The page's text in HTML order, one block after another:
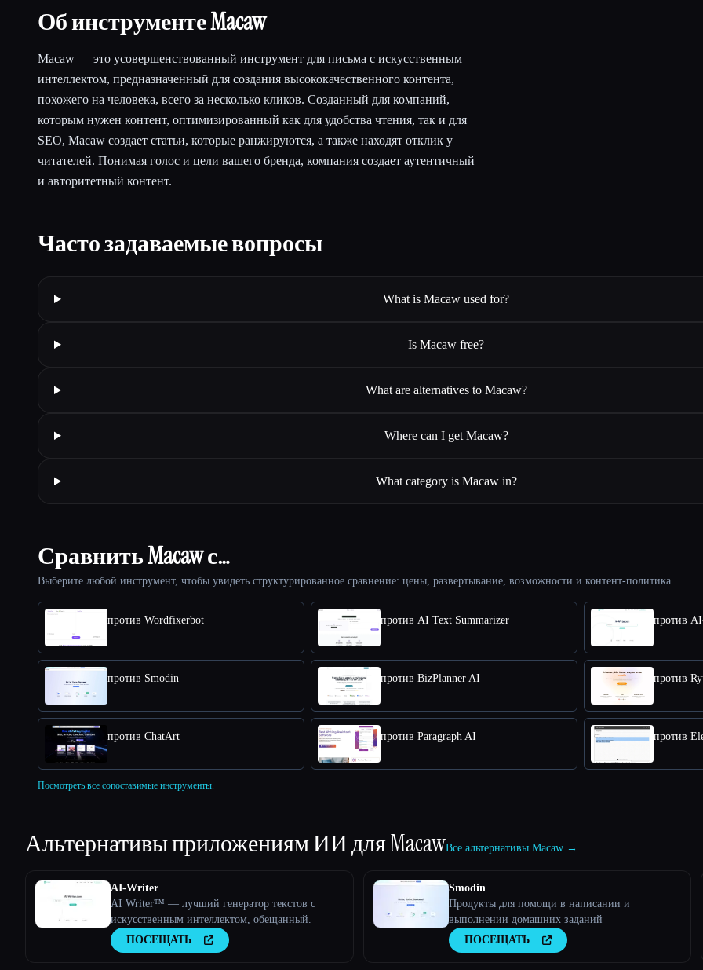
Об инструменте Macaw
Macaw — это усовершенствованный инструмент для письма с искусственным
интеллектом, предназначенный для создания высококачественного контента,
похожего на человека, всего за несколько кликов. Созданный для компаний,
которым нужен контент, оптимизированный как для удобства чтения, так и для
SEO, Macaw создает статьи, которые ранжируются, а также находят отклик у
читателей. Понимая голос и цели вашего бренда, компания создает аутентичный
и авторитетный контент.
Часто задаваемые вопросы
What is Macaw used for?
Is Macaw free?
What are alternatives to Macaw?
Where can I get Macaw?
What category is Macaw in?
Сравнить Macaw с…
Выберите любой инструмент, чтобы увидеть структурированное сравнение: цены, развертывание, возможности и контент-политика.
против Wordfixerbot против AI Text Summarizer против
против Smodin против BizPlanner AI против
против ChatArt против Paragraph AI против
Посмотреть все сопоставимые инструменты.
Альтернативы приложениям ИИ дляMacawВсе альтернативы Macaw →
AI-Writer
AI Writer™ — лучший генератор текстов с
искусственным интеллектом, обещанный.
ПОСЕЩАТЬ
Smodin
Продукты для помощи в написании и
выполнении домашних заданий
ПОСЕЩАТЬ